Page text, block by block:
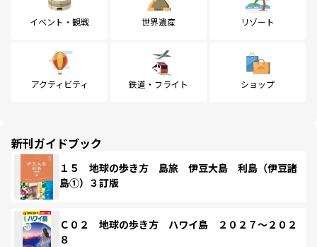
イベント・観戦 世界遺産 リゾート
アクティビティ 鉄道・フライト ショップ
新刊ガイドブック
１５ 地球の歩き方 島旅 伊豆大島 利島（伊豆諸
島①）３訂版
Ｃ０２ 地球の歩き方 ハワイ島 ２０２７～２０２
８